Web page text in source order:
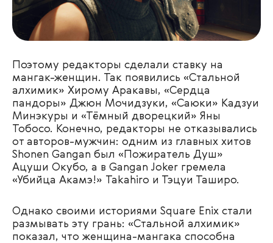
Поэтому редакторы сделали ставку на
мангак-женщин. Так появились «Стальной
алхимик» Хирому Аракавы, «Сердца
пандоры» Джюн Мочидзуки, «Саюки» Кадзуи
Минэкуры и «Тёмный дворецкий» Яны
Тобосо. Конечно, редакторы не отказывались
от авторов-мужчин: одним из главных хитов
Shonen Gangan был «Пожиратель Душ»
Ацуши Окубо, а в Gangan Joker гремела
«Убийца Акамэ!» Takahiro и Тэцуи Таширо.
Однако своими историями Square Enix стали
размывать эту грань: «Стальной алхимик»
показал, что женщина-мангака способна